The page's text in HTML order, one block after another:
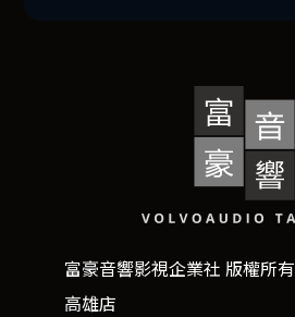
富豪音響影視企業社 版權所有
高雄店